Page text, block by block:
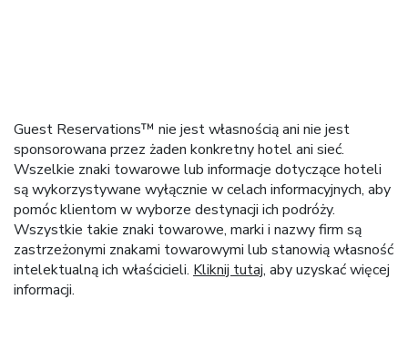
Guest Reservations™ nie jest własnością ani nie jest
sponsorowana przez żaden konkretny hotel ani sieć.
Wszelkie znaki towarowe lub informacje dotyczące hoteli
są wykorzystywane wyłącznie w celach informacyjnych, aby
pomóc klientom w wyborze destynacji ich podróży.
Wszystkie takie znaki towarowe, marki i nazwy firm są
zastrzeżonymi znakami towarowymi lub stanowią własność
intelektualną ich właścicieli. Kliknij tutaj, aby uzyskać więcej
informacji.